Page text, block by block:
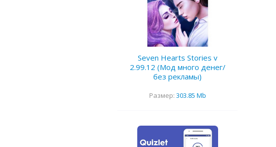
Seven Hearts Stories v
2.99.12 (Мод много денег/
без рекламы)
Размер: 303.85 Mb